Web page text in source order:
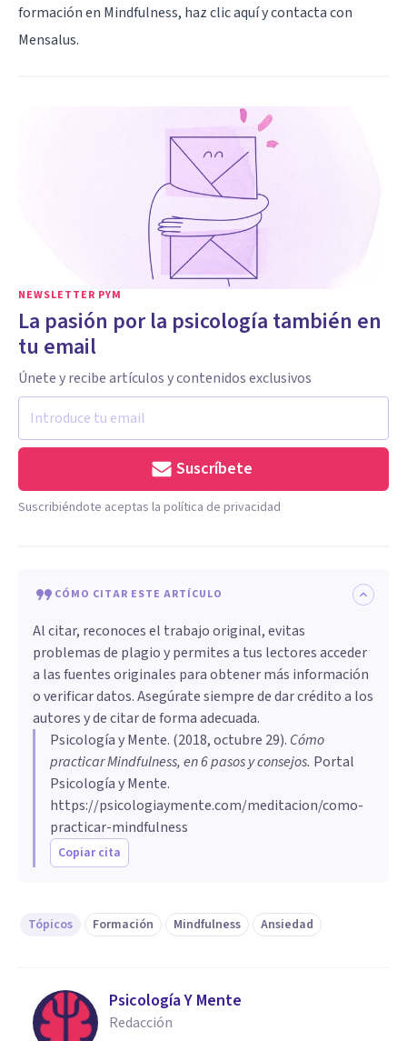
formación en Mindfulness, haz clic aquí y contacta con
Mensalus.
NEWSLETTER PYM
La pasión por la psicología también en
tu email
Únete y recibe artículos y contenidos exclusivos
Suscríbete
Suscribiéndote aceptas la política de privacidad
CÓMO CITAR ESTE ARTÍCULO
Al citar, reconoces el trabajo original, evitas
problemas de plagio y permites a tus lectores acceder
a las fuentes originales para obtener más información
o verificar datos. Asegúrate siempre de dar crédito a los
autores y de citar de forma adecuada.
Psicología y Mente. (2018, octubre 29). Cómo
practicar Mindfulness, en 6 pasos y consejos. Portal
Psicología y Mente.
https://psicologiaymente.com/meditacion/como-
practicar-mindfulness
Copiar cita
Tópicos Formación Mindfulness Ansiedad
Psicología Y Mente
Redacción